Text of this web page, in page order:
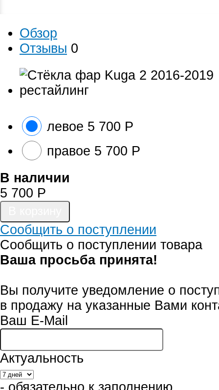
Обзор
Отзывы 0
левое 5 700 Р
правое 5 700 Р
В наличии
5 700 Р
Сообщить о поступлении
Сообщить о поступлении товара
Ваша просьба принята!
Вы получите уведомление о
в продажу на указанные Вами
Ваш E-Mail
Актуальность
- обязательно к заполнению